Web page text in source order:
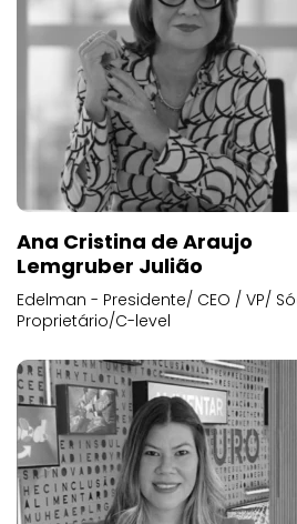
Ana Cristina de Araujo
Lemgruber Julião
Edelman - Presidente/ CEO / VP/
Proprietário/C-level